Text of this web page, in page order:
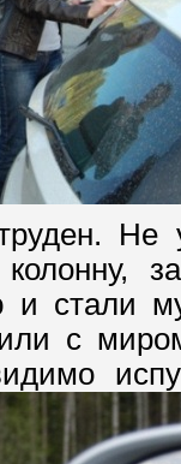
Не
стали
с